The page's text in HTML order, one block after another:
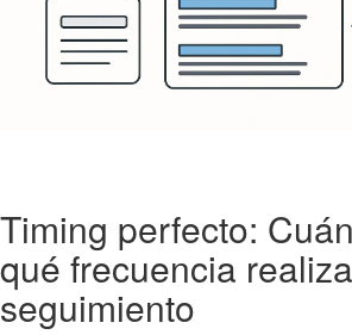
Timing perfecto:
qué frecuencia
seguimiento